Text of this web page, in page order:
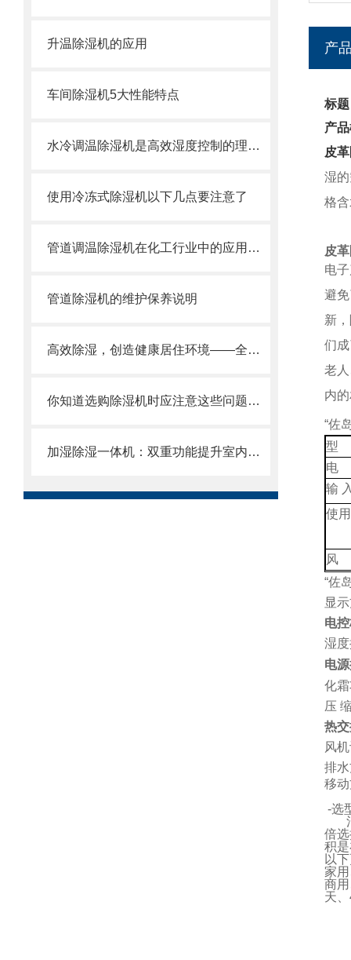
升温除湿机的应用
车间除湿机5大性能特点
水冷调温除湿机是高效湿度控制的理想选择
使用冷冻式除湿机以下几点要注意了
管道调温除湿机在化工行业中的应用与优势分析
管道除湿机的维护保养说明
高效除湿，创造健康居住环境——全自动除湿机的优势分析
你知道选购除湿机时应注意这些问题吗？
加湿除湿一体机：双重功能提升室内空气质量
产
标
产
皮
湿
格含
皮
电
避
新
们
老
内
“佐
型
电
输
使
风
“佐
显
电
湿
电
化
压
热
风
排
移
-选
倍
积
以
家
商
天